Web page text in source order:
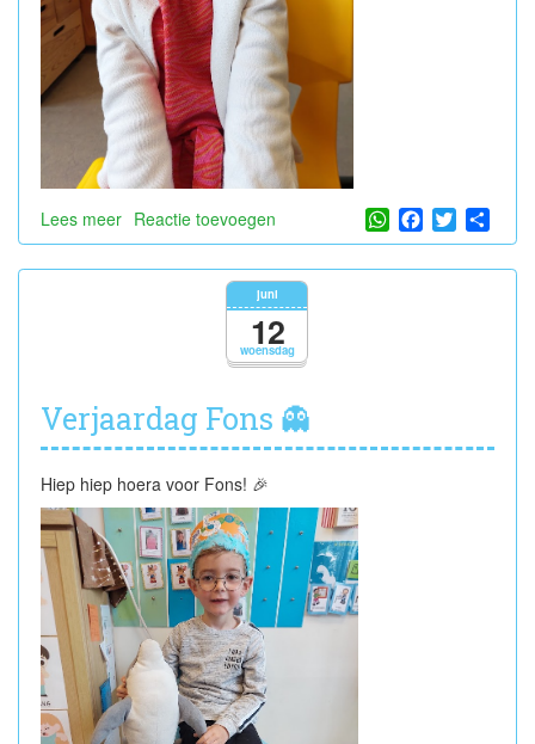
Lees meer over
Hoera,
Rosalie!
Reactie toevoegen WhatsApp
Facebook
Twitter
woensdag
juni
12
Verjaardag Fons 👻
Hiep hiep hoera voor Fons! 🎉